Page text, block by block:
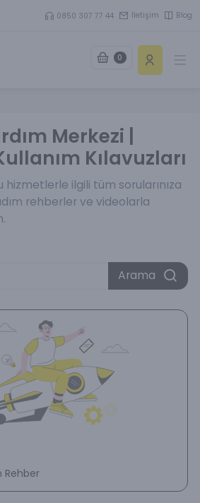
0850 307 77 44 İletişim Blog
0
Merkezi |
Kılavuzları
hizmetlerle ilgili tüm sorularınıza
rehberler ve videolarla
Arama
Rehber